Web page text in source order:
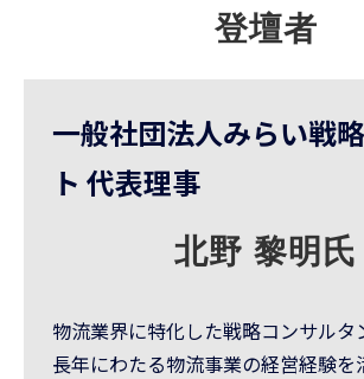
登壇者
一般社団法人みらい戦
ト 代表理事
北野 黎明氏
物流業界に特化した戦略コンサルタ
⻑年にわたる物流事業の経営経験を